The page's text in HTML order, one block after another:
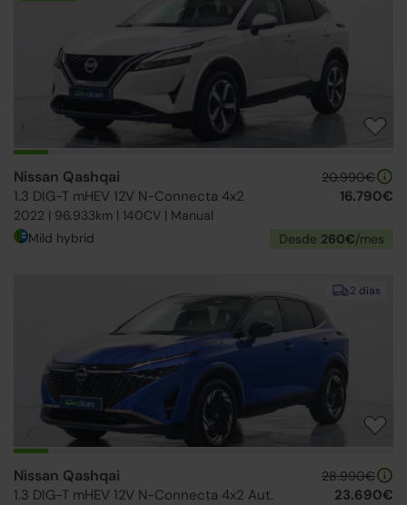
Nissan Qashqai
1.3 DIG-T mHEV 12V N-Connecta 4x2
2022 | 96.933km | 140CV | Manual
20.990€
16.790€
Mild hybrid Desde 260€/mes
2 días
Nissan Qashqai
1.3 DIG-T mHEV 12V N-Connecta 4x2 Aut.
28.990€
23.690€